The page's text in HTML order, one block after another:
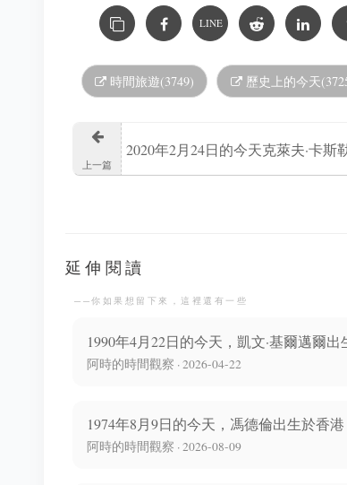
LINE
時間旅遊(3749) 歷史上的今天
上一篇
2020年2月24日的今天克萊夫·卡斯
延伸閱讀
──你如果想留下來，這裡還有一些
1990年4月22日的今天，凱文·基爾邁爾出
阿時的時間觀察 · 2026-04-22
1974年8月9日的今天，馮德倫出生於香港
阿時的時間觀察 · 2026-08-09